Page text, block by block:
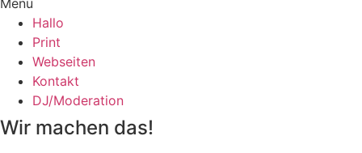
Menü
Hallo
Print
Webseiten
Kontakt
DJ/Moderation
Wir machen das!